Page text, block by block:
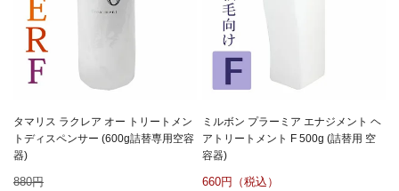
タマリス ラクレア オー トリートメン
トディスペンサー (600g詰替専用空容
器)
880
ミルボン プラーミア エナジメント ヘ
アトリートメント F 500g (詰替用 空
容器)
660